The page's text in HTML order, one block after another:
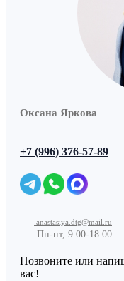
Оксана Яркова
+7 (996) 376-57-89
anastasiya.dtg@mail.ru
Пн-пт, 9:00-18:00
Позвоните или
вас!